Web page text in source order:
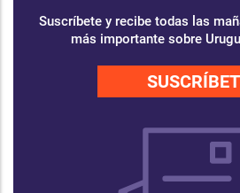
Suscríbete y recibe todas las
más importante sobre